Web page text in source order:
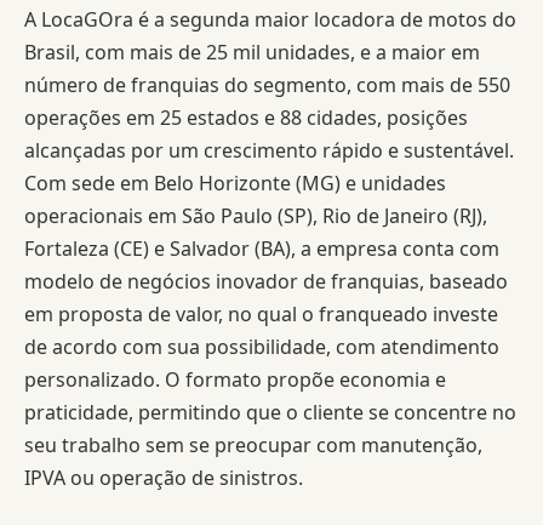
A LocaGOra é a segunda maior locadora de motos do
Brasil, com mais de 25 mil unidades, e a maior em
número de franquias do segmento, com mais de 550
operações em 25 estados e 88 cidades, posições
alcançadas por um crescimento rápido e sustentável.
Com sede em Belo Horizonte (MG) e unidades
operacionais em São Paulo (SP), Rio de Janeiro (RJ),
Fortaleza (CE) e Salvador (BA), a empresa conta com
modelo de negócios inovador de franquias, baseado
em proposta de valor, no qual o franqueado investe
de acordo com sua possibilidade, com atendimento
personalizado. O formato propõe economia e
praticidade, permitindo que o cliente se concentre no
seu trabalho sem se preocupar com manutenção,
IPVA ou operação de sinistros.